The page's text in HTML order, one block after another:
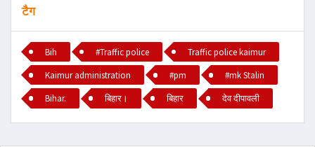
टैग
Bih #Traffic police
Traffic police kaimur
Kaimur administration
#pm
#mk Stalin
Bihar.
बिहार। बिहार देव दीपावली